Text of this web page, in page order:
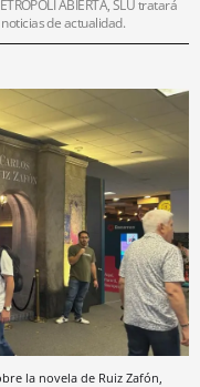
ABIERTA, SLU tratará
de actualidad.
la novela de Ruiz Zafón,